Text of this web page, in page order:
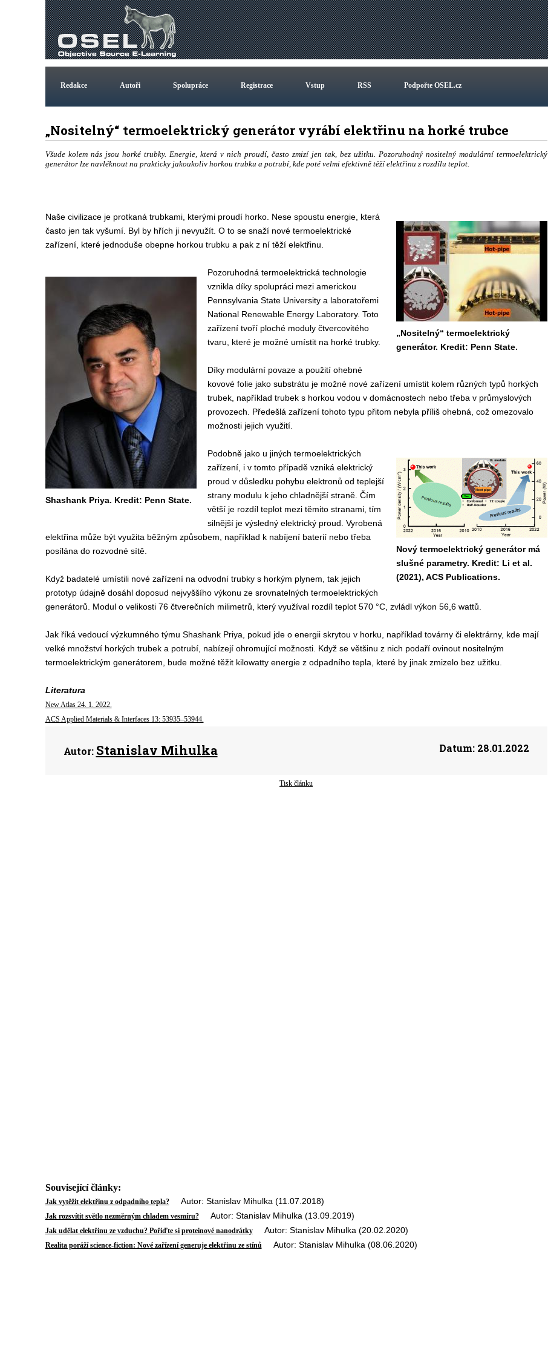
Redakce Autoři Spolupráce Registrace Vstup RSS Podpořte OSEL.cz
„Nositelný“ termoelektrický generátor vyrábí elektřinu na horké trubce
Všude kolem nás jsou horké trubky. Energie, která v nich proudí, často zmizí jen tak, bez užitku. Pozoruhodný nositelný modulární termoelektrický
generátor lze navléknout na prakticky jakoukoliv horkou trubku a potrubí, kde poté velmi efektivně těží elektřinu z rozdílu teplot.
„Nositelný“ termoelektrický
generátor. Kredit: Penn State.
Naše civilizace je protkaná trubkami, kterými proudí horko. Nese spoustu energie, která
často jen tak vyšumí. Byl by hřích ji nevyužít. O to se snaží nové termoelektrické
zařízení, které jednoduše obepne horkou trubku a pak z ní těží elektřinu.
Shashank Priya. Kredit: Penn State.
Pozoruhodná termoelektrická technologie
vznikla díky spolupráci mezi americkou
Pennsylvania State University a laboratořemi
National Renewable Energy Laboratory. Toto
zařízení tvoří ploché moduly čtvercovitého
tvaru, které je možné umístit na horké trubky.
Díky modulární povaze a použití ohebné
kovové folie jako substrátu je možné nové zařízení umístit kolem různých typů horkých
trubek, například trubek s horkou vodou v domácnostech nebo třeba v průmyslových
provozech. Předešlá zařízení tohoto typu přitom nebyla příliš ohebná, což omezovalo
možnosti jejich využití.
Nový termoelektrický generátor má
slušné parametry. Kredit: Li et al.
(2021), ACS Publications.
Podobně jako u jiných termoelektrických
zařízení, i v tomto případě vzniká elektrický
proud v důsledku pohybu elektronů od teplejší
strany modulu k jeho chladnější straně. Čím
větší je rozdíl teplot mezi těmito stranami, tím
silnější je výsledný elektrický proud. Vyrobená
elektřina může být využita běžným způsobem, například k nabíjení baterií nebo třeba
posílána do rozvodné sítě.
Když badatelé umístili nové zařízení na odvodní trubky s horkým plynem, tak jejich
prototyp údajně dosáhl doposud nejvyššího výkonu ze srovnatelných termoelektrických
generátorů. Modul o velikosti 76 čtverečních milimetrů, který využíval rozdíl teplot 570 °C, zvládl výkon 56,6 wattů.
Jak říká vedoucí výzkumného týmu Shashank Priya, pokud jde o energii skrytou v horku, například továrny či elektrárny, kde mají
velké množství horkých trubek a potrubí, nabízejí ohromující možnosti. Když se většinu z nich podaří ovinout nositelným
termoelektrickým generátorem, bude možné těžit kilowatty energie z odpadního tepla, které by jinak zmizelo bez užitku.
Literatura
New Atlas 24. 1. 2022.
ACS Applied Materials & Interfaces 13: 53935–53944.
Autor: Stanislav Mihulka Datum:28.01.2022
Tisk článku
Související články:
Jak vytěžit elektřinu z odpadního tepla?Autor: Stanislav Mihulka (11.07.2018)
Jak rozsvítit světlo nezměrným chladem vesmíru?Autor: Stanislav Mihulka (13.09.2019)
Jak udělat elektřinu ze vzduchu? Pořiďte si proteinové nanodrátkyAutor: Stanislav Mihulka (20.02.2020)
Realita poráží science-fiction: Nové zařízení generuje elektřinu ze stínů Autor: Stanislav Mihulka (08.06.2020)